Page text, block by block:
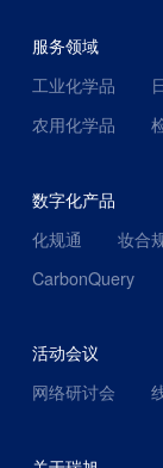
服务领域
工业化学品
农用化学品
数字化产品
化规通
妆合
CarbonQuery
活动会议
网络研讨会